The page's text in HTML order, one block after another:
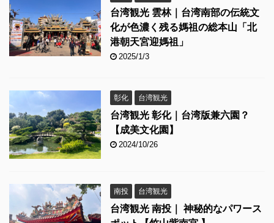
台湾観光 雲林｜台湾南部の伝統文
化が色濃く残る媽祖の総本山「北
港朝天宮迎媽祖」
2025/1/3
彰化 台湾観光
台湾観光 彰化｜台湾版兼六園？
【成美文化園】
2024/10/26
南投 台湾観光
台湾観光 南投｜ 神秘的なパワース